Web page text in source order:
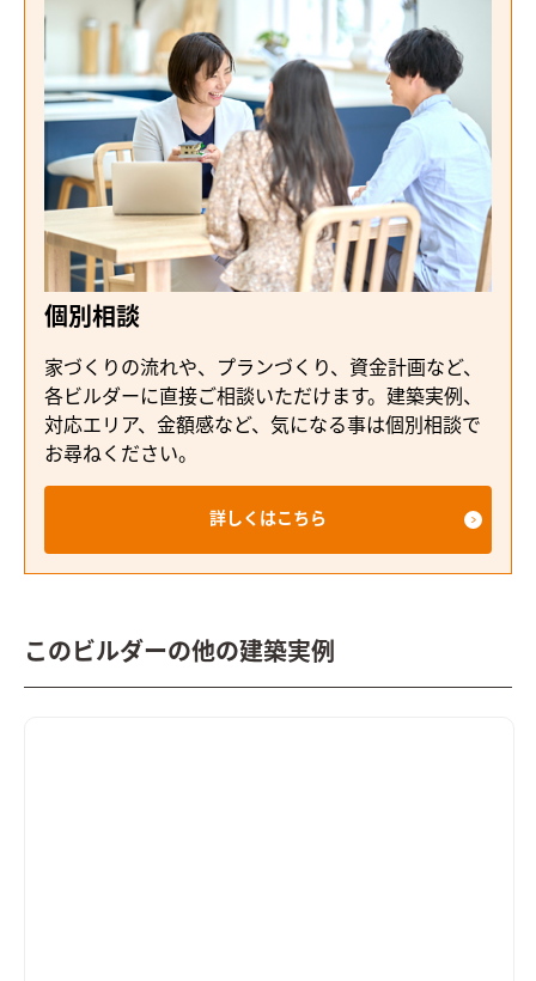
個別相談
家づくりの流れや、プランづくり、資金計画など、
各ビルダーに直接ご相談いただけます。建築実例、
対応エリア、金額感など、気になる事は個別相談で
お尋ねください。
詳しくはこちら
このビルダーの他の建築実例